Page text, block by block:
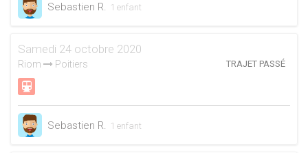
Sebastien R. 1 enfant
Samedi 24 octobre 2020
Riom Poitiers TRAJET PASSÉ
Sebastien R. 1 enfant